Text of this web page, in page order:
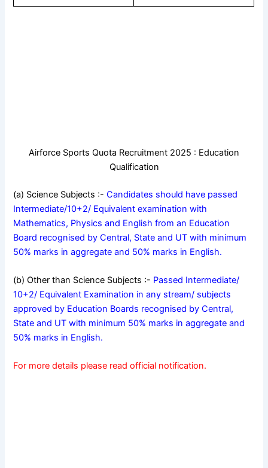
Airforce Sports Quota Recruitment 2025 : Education
Qualification
(a) Science Subjects :- Candidates should have passed
Intermediate/10+2/ Equivalent examination with
Mathematics, Physics and English from an Education
Board recognised by Central, State and UT with minimum
50% marks in aggregate and 50% marks in English.
(b) Other than Science Subjects :- Passed Intermediate/
10+2/ Equivalent Examination in any stream/ subjects
approved by Education Boards recognised by Central,
State and UT with minimum 50% marks in aggregate and
50% marks in English.
For more details please read official notification.